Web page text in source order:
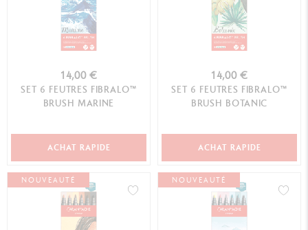
14,00 €
SET 6 FEUTRES FIBRALO™
BRUSH MARINE
ACHAT RAPIDE
14,00 €
SET 6 FEUTRES FIBRALO™
BRUSH BOTANIC
ACHAT RAPIDE
NOUVEAUTÉ NOUVEAUTÉ